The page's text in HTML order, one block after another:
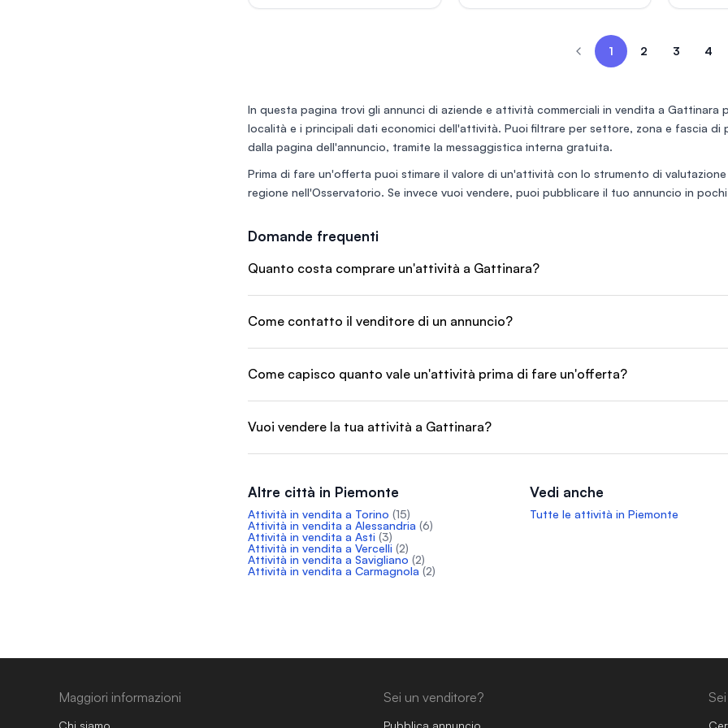
CURATO: Interni caratteristici
l'intera giornata lavorativa, dalla
caffetteria/colazioni ai pranzi
leggeri (pancake salati, piadine,f
1000 contatti. Il locale è ben
Lo spazio espositivo è di circa
50 mq con annesso locale
elettrica, climatizzatore e
antifurto.
web
l’intero
stanze.
1 2 3 4
In questa pagina trovi gli annunci di aziende e attività commerciali in vendita a Gattinara
località e i principali dati economici dell'attività. Puoi filtrare per settore, zona e fascia
dalla pagina dell'annuncio, tramite la messaggistica interna gratuita.
Prima di fare un'offerta puoi stimare il valore di un'attività con lo strumento di
regione nell'Osservatorio. Se invece vuoi vendere, puoi pubblicare il tuo annuncio in
Domande frequenti
Quanto costa comprare un'attività a Gattinara?
Come contatto il venditore di un annuncio?
Come capisco quanto vale un'attività prima di fare un'offerta?
Vuoi vendere la tua attività a Gattinara?
Altre città in Piemonte
Attività in vendita a Torino (15)
Attività in vendita a Alessandria (6)
Attività in vendita a Asti (3)
Attività in vendita a Vercelli (2)
Attività in vendita a Savigliano (2)
Attività in vendita a Carmagnola (2)
Vedi anche
Tutte le attività in Piemonte
Maggiori informazioni
Chi siamo
Sei un venditore?
Pubblica annuncio